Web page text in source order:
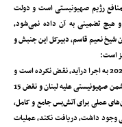
رژیم صهیونیستی است و دولت
هیچ تضمینی به آن داده نمی‌شود،
شیخ نعیم قاسم، دبیرکل این جنبش و
است:
- اول، مقاومت توافق آتش‌بس را که قرار بود در 27 نوامبر 2024 به اجرا درآید، نقض نکرده است و
عملیات‌های آن از اول ماه مارس تاکنون پاسخی به تجاوزات دشمن صهیونیستی علیه لبنان و نقض 15
عملی برای آتش‌بس جامع و کامل،
وجود داشت، دریافت نکند، عملیات